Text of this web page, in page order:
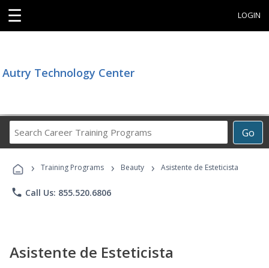
☰ LOGIN
Autry Technology Center
Go
Career
Programs
› Training Programs › Beauty › Asistente de Esteticista
phone Call Us: 855.520.6806
Asistente de Esteticista